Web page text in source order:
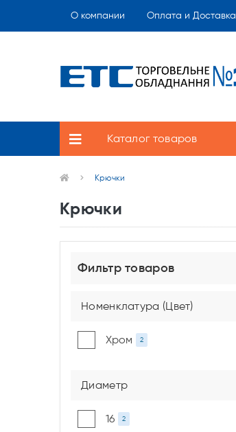
О компании Оплата и Доставка
Каталог товаров
Крючки
Крючки
Фильтр товаров
Номенклатура (Цвет)
Хром 2
Диаметр
16 2